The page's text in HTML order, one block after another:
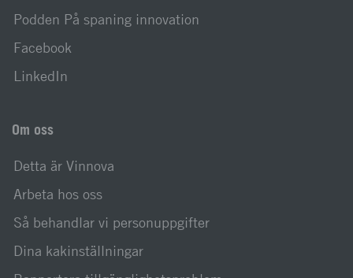
Podden På spaning innovation
Facebook
LinkedIn
Om oss
Detta är Vinnova
Arbeta hos oss
Så behandlar vi personuppgifter
Dina kakinställningar